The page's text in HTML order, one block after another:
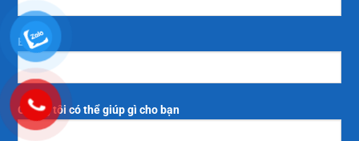
Email
Chúng tôi có thể giúp gì cho bạn